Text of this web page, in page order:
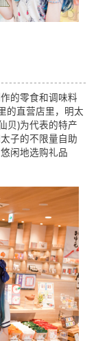
的零食和调味料
的直营店里，明太
贝)为代表的特产
子的不限量自助
闲地选购礼品